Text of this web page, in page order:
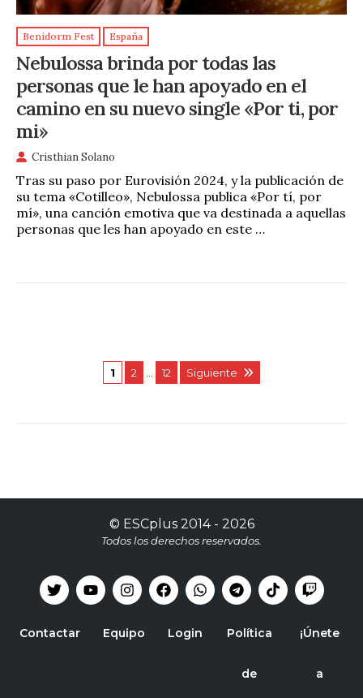
Benidorm Fest España
Nebulossa brinda por todas las
personas que le han apoyado en el
camino en su nuevo single «Por ti, por
mi»
Cristhian Solano
Tras su paso por Eurovisión 2024, y la publicación de
su tema «Cotilleo», Nebulossa publica «Por tí, por
mí», una canción emotiva que va destinada a aquellas
personas que les han apoyado en este …
1 2 12 Siguiente
© ESCplus2014 - 2026
Todos los derechos reservados.
Contactar Equipo Login Política
de
¡Únete
a